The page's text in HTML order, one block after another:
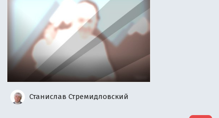
Станислав Стремидловский